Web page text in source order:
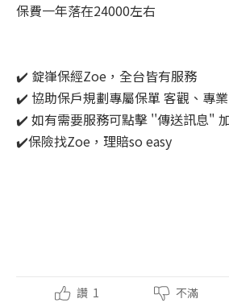
保費一年落在24000左右
✔️ 錠嵂保經Zoe，全台皆有服務
✔️ 協助保戶規劃專屬保單 客觀、專
✔️ 如有需要服務可點擊 ''傳送訊息"
✔️保險找Zoe，理賠so easy
讚 1 不滿